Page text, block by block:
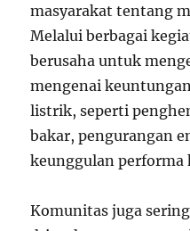
masyarakat tentang
Melalui berbagai
berusaha untuk
mengenai
listrik, seperti
bakar, pengurangan
keunggulan
Komunitas juga